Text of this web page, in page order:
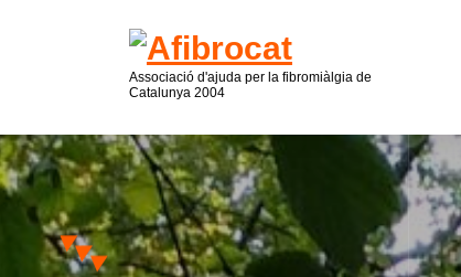
Associació d'ajuda per la fibromiàlgia de
Catalunya 2004